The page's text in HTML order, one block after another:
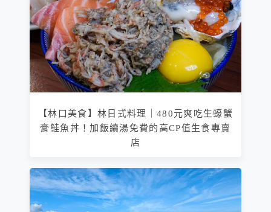
【林口美食】林日式料理｜480元爽吃生蠔蟹
膏鮭魚丼！加飯續湯免費的高CP值生食專賣
店